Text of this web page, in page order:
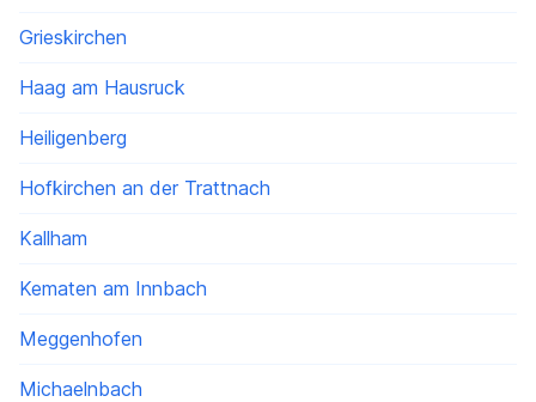
Grieskirchen
Haag am Hausruck
Heiligenberg
Hofkirchen an der Trattnach
Kallham
Kematen am Innbach
Meggenhofen
Michaelnbach